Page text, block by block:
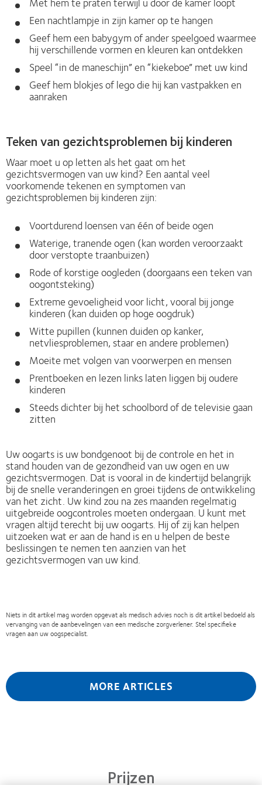
Een nachtlampje in zijn kamer op te hangen
Geef hem een babygym of ander speelgoed waarmee
hij verschillende vormen en kleuren kan ontdekken
Speel “in de maneschijn” en “kiekeboe” met uw kind
Geef hem blokjes of lego die hij kan vastpakken en
aanraken
Teken van gezichtsproblemen bij kinderen
Waar moet u op letten als het gaat om het
gezichtsvermogen van uw kind? Een aantal veel
voorkomende tekenen en symptomen van
gezichtsproblemen bij kinderen zijn:
Voortdurend loensen van één of beide ogen
Waterige, tranende ogen (kan worden veroorzaakt
door verstopte traanbuizen)
Rode of korstige oogleden (doorgaans een teken van
oogontsteking)
Extreme gevoeligheid voor licht, vooral bij jonge
kinderen (kan duiden op hoge oogdruk)
Witte pupillen (kunnen duiden op kanker,
netvliesproblemen, staar en andere problemen)
Moeite met volgen van voorwerpen en mensen
Prentboeken en lezen links laten liggen bij oudere
kinderen
Steeds dichter bij het schoolbord of de televisie gaan
zitten
Uw oogarts is uw bondgenoot bij de controle en het in
stand houden van de gezondheid van uw ogen en uw
gezichtsvermogen. Dat is vooral in de kindertijd belangrijk
bij de snelle veranderingen en groei tijdens de ontwikkeling
van het zicht. Uw kind zou na zes maanden regelmatig
uitgebreide oogcontroles moeten ondergaan. U kunt met
vragen altijd terecht bij uw oogarts. Hij of zij kan helpen
uitzoeken wat er aan de hand is en u helpen de beste
beslissingen te nemen ten aanzien van het
gezichtsvermogen van uw kind.
Niets in dit artikel mag worden opgevat als medisch advies noch is dit artikel bedoeld als
vervanging van de aanbevelingen van een medische zorgverlener. Stel specifieke
vragen aan uw oogspecialist.
MORE ARTICLES
Prijzen